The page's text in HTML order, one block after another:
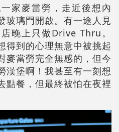
家麥當勞，走近後想內
玻璃門開啟。有一途人見
晚上只做Drive Thru。
得到的心理無意中被挑起
麥當勞完全無感的，但今
漢堡啊！我甚至有一刻想
點餐，但最終被怕在夜裡